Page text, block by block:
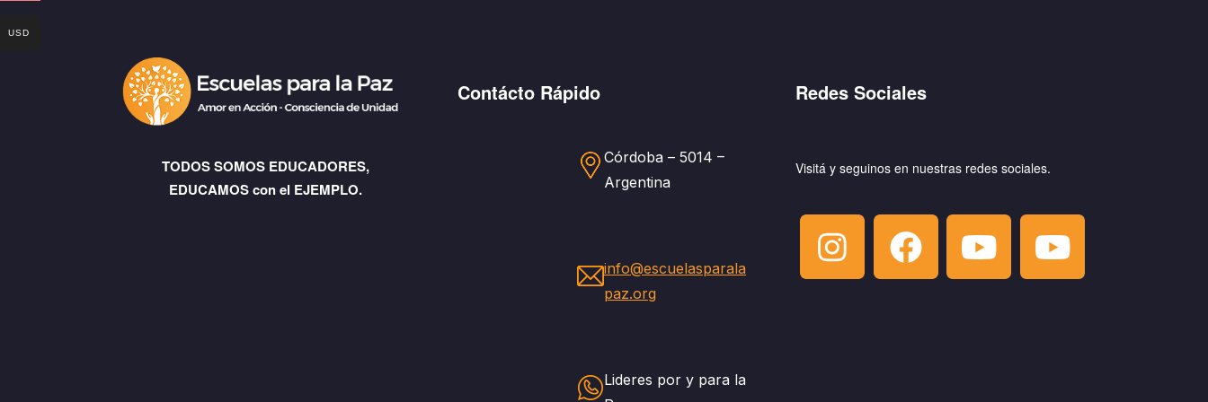
TODOS SOMOS EDUCADORES,
EDUCAMOS con el EJEMPLO.
Contácto Rápido
Córdoba – 5014 –
Argentina
info@escuelasparala
paz.org
Lideres por y para la
Redes Sociales
Visitá y seguinos en nuestras redes sociales.
USD